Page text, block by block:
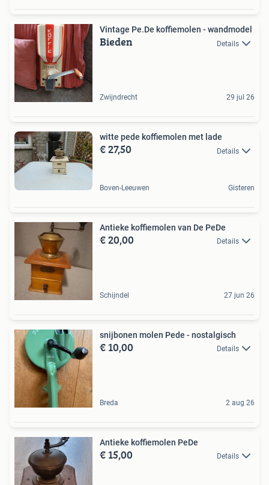
Vintage Pe.De koffiemolen - wandmodel
Bieden Details
Zwijndrecht 29 jul 26
witte pede koffiemolen met lade
€ 27,50 Details
Boven-Leeuwen Gisteren
Antieke koffiemolen van De PeDe
€ 20,00 Details
Schijndel 27 jun 26
snijbonen molen Pede - nostalgisch
€ 10,00 Details
Breda 2 aug 26
Antieke koffiemolen PeDe
€ 15,00 Details